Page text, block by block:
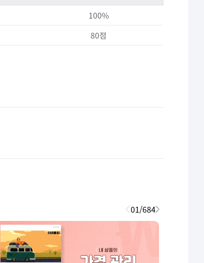
100%
80점
01/684